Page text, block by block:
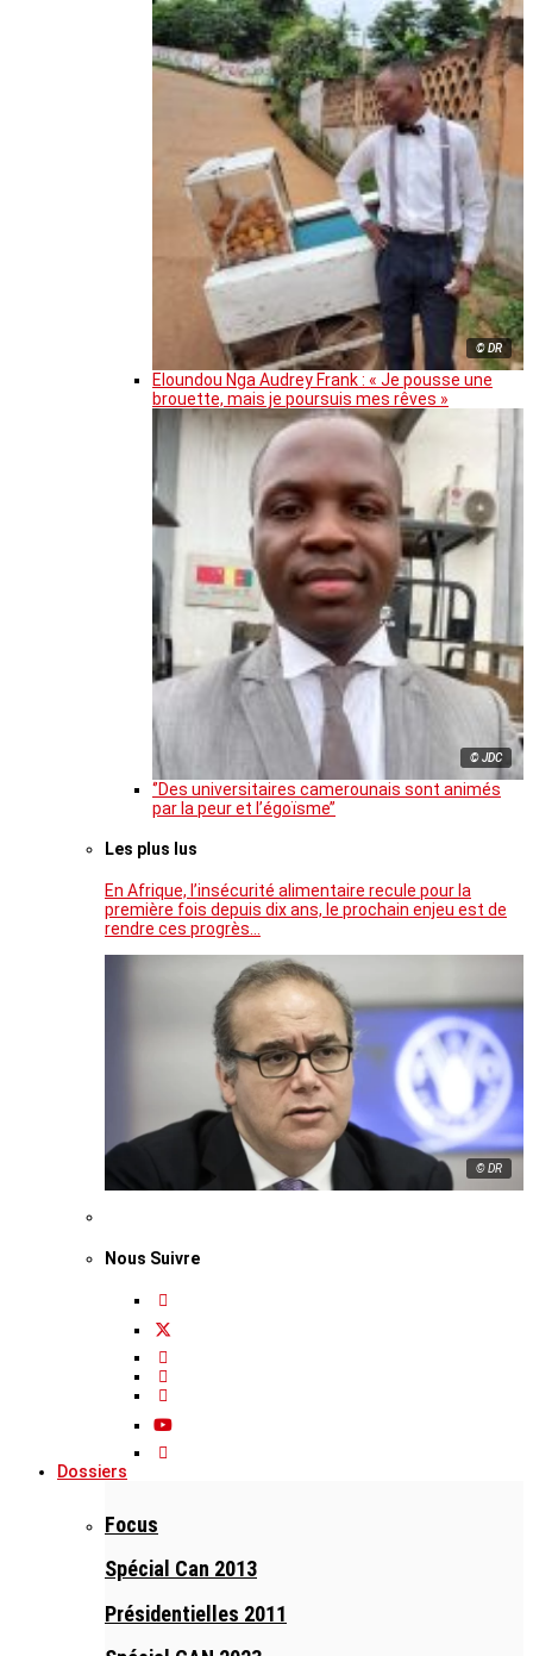
© DR
Eloundou Nga Audrey Frank : « Je pousse une
brouette, mais je poursuis mes rêves »
© JDC
‘’Des universitaires camerounais sont animés
par la peur et l’égoïsme’’
Les plus lus
En Afrique, l’insécurité alimentaire recule pour la
première fois depuis dix ans, le prochain enjeu est de
rendre ces progrès…
© DR
Nous Suivre
Dossiers
Focus
Spécial Can 2013
Présidentielles 2011